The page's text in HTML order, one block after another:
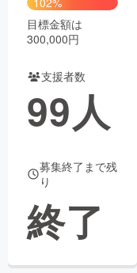
コミュニティ
目標金額は
300,000円
支援者数
99人
募集終了まで残
り
終了